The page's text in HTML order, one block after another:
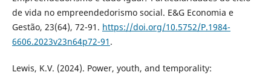
de vida no empreendedorismo social. E&G Economia e
Gestão, 23(64), 72-91. https://doi.org/10.5752/P.1984-
6606.2023v23n64p72-91 .
Lewis, K.V. (2024). Power, youth, and temporality: